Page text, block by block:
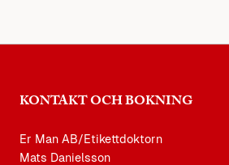
KONTAKT OCH BOKNING
Er Man AB/Etikettdoktorn
Mats Danielsson